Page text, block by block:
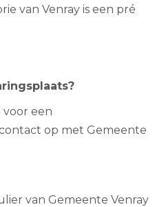
van Venray is een pré
een
op met Gemeente
van Gemeente Venray